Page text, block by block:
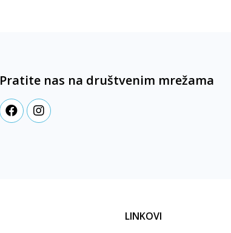
Pratite nas na društvenim mrežama
LINKOVI